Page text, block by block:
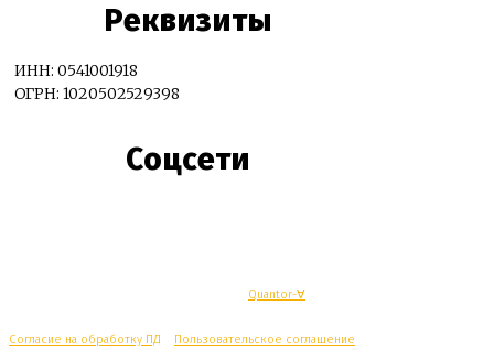
Реквизиты
ИНН: 0541001918
ОГРН: 1020502529398
Соцсети
Quantor-∀
Согласие на обработку ПД Пользовательское соглашение